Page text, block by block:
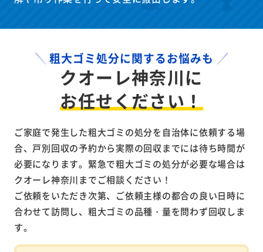
粗大ゴミ処分に関するお悩みも
クオーレ神奈川に
お任せください！
ご家庭で発生した粗大ゴミの処分を自治体に依頼する場
合、戸別回収の予約から実際の回収までには待ち時間が
必要になります。緊急で粗大ゴミの処分が必要な場合は
クオーレ神奈川までご相談ください！
ご依頼をいただき次第、ご依頼主様の都合の良い日時に
合わせて訪問し、粗大ゴミの品種・量を問わず回収しま
す。